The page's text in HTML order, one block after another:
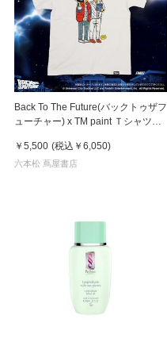
Back To The Future(バックトゥザフ
ューチャー) x TM paint Ｔシャツ
￥5,500 (税込 ￥6,050)
六本松 蔦屋書店